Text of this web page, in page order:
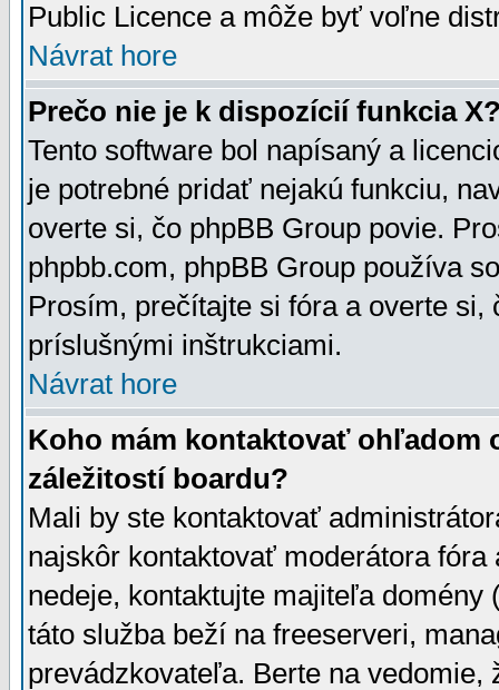
Public Licence a môže byť voľne
Návrat hore
Prečo nie je k dispozícií funkcia
Tento software bol napísaný a
je potrebné pridať nejakú funkciu,
overte si, čo phpBB Group povie.
phpbb.com, phpBB Group používa
Prosím, prečítajte si fóra a overte
príslušnými inštrukciami.
Návrat hore
Koho mám kontaktovať ohľadom
záležitostí boardu?
Mali by ste kontaktovať
najskôr kontaktovať moderátora
nedeje, kontaktujte majiteľa
táto služba beží na freeserveri,
prevádzkovateľa. Berte na vedomie,